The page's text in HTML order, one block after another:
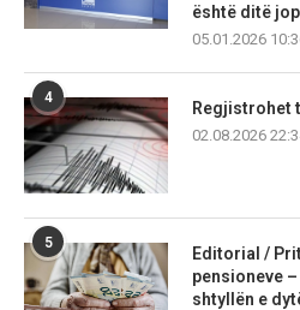
është ditë
05.01.2026
4
Regjistrohet
02.08.2026
5
Editorial /
pensioneve
shtyllën e